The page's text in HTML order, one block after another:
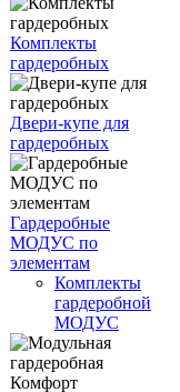
Комплекты
гардеробных
Двери-купе для
гардеробных
Гардеробные
МОДУС по
элементам
Комплекты
гардеробной
МОДУС